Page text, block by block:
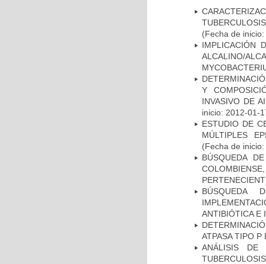
(Fecha de
IMPLICACIÓN
ALCALINO/
Y
INVASIVO DE
inicio: 2012-01-
ESTUDIO DE
MÚLTIPLES
(Fecha de
BÚSQUEDA
BÚSQUEDA
ANTIBIÓTICA E
ATPASA TIPO
ANÁLISIS DE